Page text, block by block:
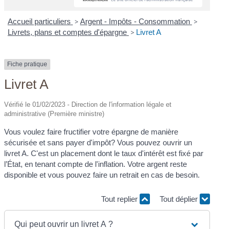
Accueil particuliers > Argent - Impôts - Consommation >
Livrets, plans et comptes d'épargne > Livret A
Fiche pratique
Livret A
Vérifié le 01/02/2023 - Direction de l'information légale et
administrative (Première ministre)
Vous voulez faire fructifier votre épargne de manière
sécurisée et sans payer d'impôt? Vous pouvez ouvrir un
livret A. C'est un placement dont le taux d'intérêt est fixé par
l’État, en tenant compte de l'inflation. Votre argent reste
disponible et vous pouvez faire un retrait en cas de besoin.
Tout replier Tout déplier
Qui peut ouvrir un livret A ?